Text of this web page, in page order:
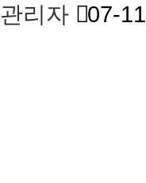
관리자 07-11